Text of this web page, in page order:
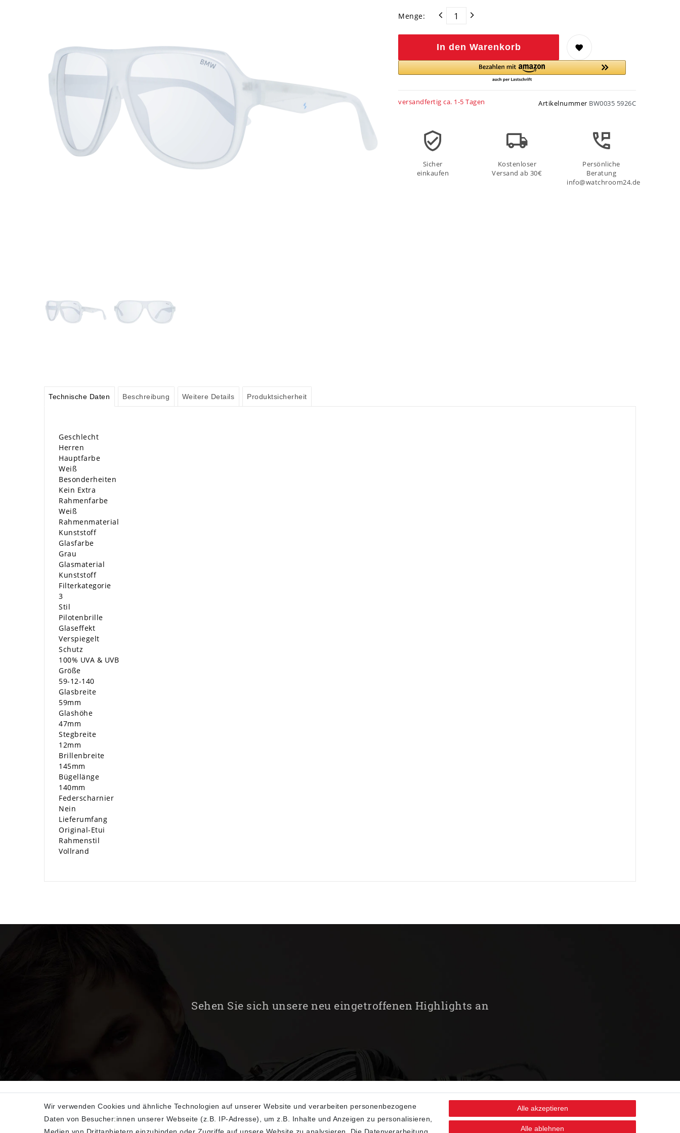
Menge:
In den Warenkorb
versandfertig ca. 1-5 Tagen Artikelnummer BW0035 5926C
Sicher
einkaufen
Kostenloser
Versand ab 30€
Persönliche
Beratung
info@watchroom24.de
Technische Daten Beschreibung Weitere Details Produktsicherheit
Geschlecht
Herren
Hauptfarbe
Weiß
Besonderheiten
Kein Extra
Rahmenfarbe
Weiß
Rahmenmaterial
Kunststoff
Glasfarbe
Grau
Glasmaterial
Kunststoff
Filterkategorie
3
Stil
Pilotenbrille
Glaseffekt
Verspiegelt
Schutz
100% UVA & UVB
Größe
59-12-140
Glasbreite
59mm
Glashöhe
47mm
Stegbreite
12mm
Brillenbreite
145mm
Bügellänge
140mm
Federscharnier
Nein
Lieferumfang
Original-Etui
Rahmenstil
Vollrand
Sehen Sie sich unsere neu eingetroffenen Highlights an
SHOP STAY CONNECTED
Wir verwenden Cookies und ähnliche Technologien auf unserer Website und verarbeiten personenbezogene
Daten von Besucher:innen unserer Webseite (z.B. IP-Adresse), um z.B. Inhalte und Anzeigen zu personalisieren,
Alle akzeptieren
Alle ablehnen